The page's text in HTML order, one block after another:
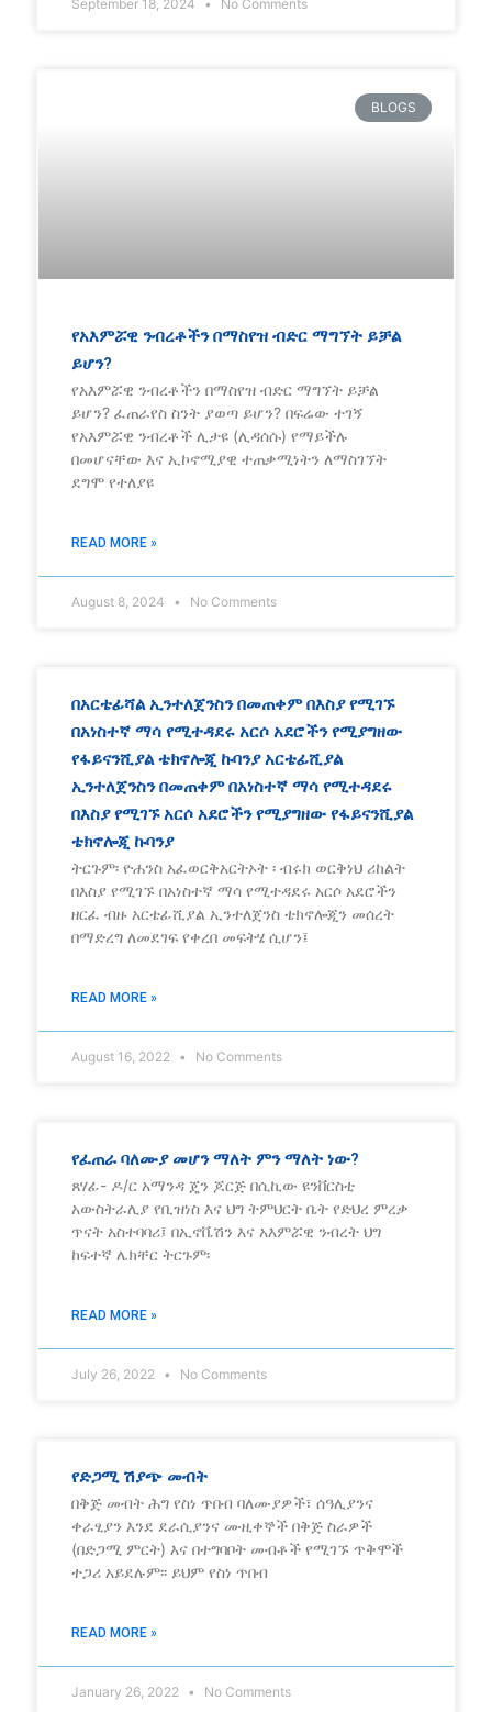
September 18, 2024 No Comments
BLOGS
የአእምሯዊ ንብረቶችን በማስየዝ ብድር ማግኘት ይቻል
ይሆን?
የአእምሯዊ ንብረቶችን በማስየዝ ብድር ማግኘት ይቻል
ይሆን? ፈጠራየስ ስንት ያወጣ ይሆን? በፍሬው ተገኝ
የአእምሯዊ ንብረቶች ሊታዩ (ሊዳሰሱ) የማይችሉ
በመሆናቸው እና ኢኮኖሚያዊ ተጠቃሚነትን ለማስገኘት
ደግሞ የተለያዩ
READ MORE »
August 8, 2024 No Comments
በአርቴፊሻል ኢንተለጀንስን በመጠቀም በእስያ የሚገኙ
በአነስተኛ ማሳ የሚተዳደሩ አርሶ አደሮችን የሚያግዘው
የፋይናንሺያል ቴክኖሎጂ ኩባንያ አርቴፊሺያል
ኢንተለጀንስን በመጠቀም በአነስተኛ ማሳ የሚተዳደሩ
በእስያ የሚገኙ አርሶ አደሮችን የሚያግዘው የፋይናንሺያል
ቴክኖሎጂ ኩባንያ
ትርጉም፡ ዮሐንስ አፈወርቅአርትኦት ፡ ብሩክ ወርቅነህ ሪከልት
በእስያ የሚገኙ በአነስተኛ ማሳ የሚተዳደሩ አርሶ አደሮችን
ዘርፈ ብዙ አርቴፊሺያል ኢንተለጀንስ ቴክኖሎጂን መሰረት
በማድረግ ለመደገፍ የቀረበ መፍትሄ ሲሆን፤
READ MORE »
August 16, 2022 No Comments
የፈጠራ ባለሙያ መሆን ማለት ምን ማለት ነው?
ጸሃፊ- ዶ/ር አማንዳ ጄን ጆርጅ በሲኪው ዩንቨርስቲ
አውስትራሊያ የቢዝነስ እና ህግ ትምህርት ቤት የድህረ ምረቃ
ጥናት አስተባባሪ፤ በኢኖቬሽን እና አእምሯዊ ንብረት ህግ
ከፍተኛ ሌክቸር ትርጉም፡
READ MORE »
July 26, 2022 No Comments
የድጋሚ ሽያጭ መብት
በቅጅ መብት ሕግ የስነ ጥበብ ባለሙያዎች፣ ሰዓሊያንና
ቀራፂያን እንደ ደራሲያንና ሙዚቀኞች በቅጅ ስራዎች
(በድጋሚ ምርት) እና በተግባቦት መብቶች የሚገኙ ጥቅሞች
ተጋሪ አይደሉም፡፡ ይህም የስነ ጥበብ
READ MORE »
January 26, 2022 No Comments